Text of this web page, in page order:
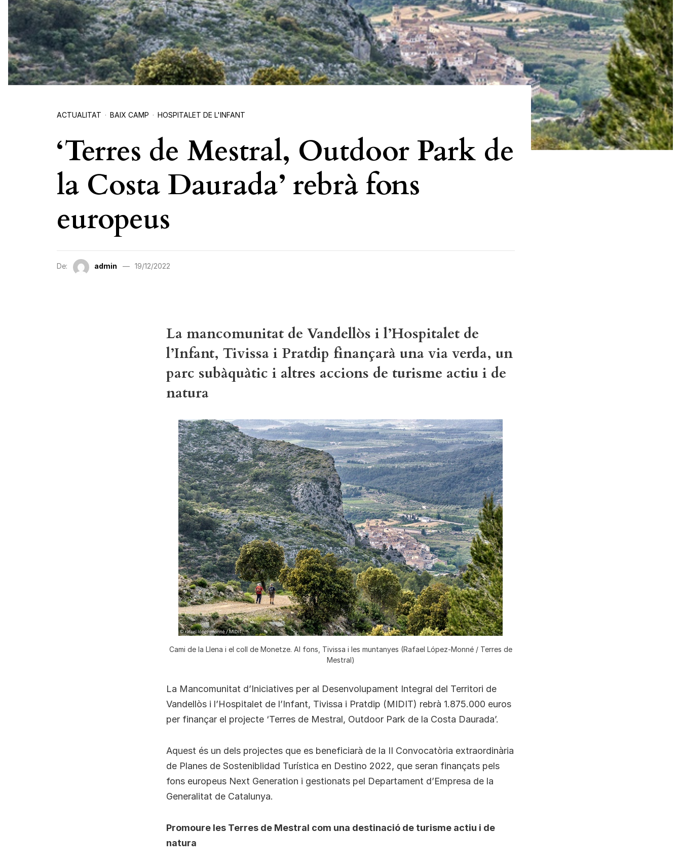
ACTUALITAT BAIX CAMP HOSPITALET DE L'INFANT
‘Terres de Mestral, Outdoor Park de
la Costa Daurada’ rebrà fons
europeus
De: admin 19/12/2022
La mancomunitat de Vandellòs i l’Hospitalet de
l’Infant, Tivissa i Pratdip finançarà una via verda, un
parc subàquàtic i altres accions de turisme actiu i de
natura
Cami de la Llena i el coll de Monetze. Al fons, Tivissa i les muntanyes (Rafael López-Monné / Terres de
Mestral)
La Mancomunitat d’Iniciatives per al Desenvolupament Integral del Territori de
Vandellòs i l’Hospitalet de l’Infant, Tivissa i Pratdip (MIDIT) rebrà 1.875.000 euros
per finançar el projecte ‘Terres de Mestral, Outdoor Park de la Costa Daurada’.
Aquest és un dels projectes que es beneficiarà de la II Convocatòria extraordinària
de Planes de Sosteniblidad Turística en Destino 2022, que seran finançats pels
fons europeus Next Generation i gestionats pel Departament d’Empresa de la
Generalitat de Catalunya.
Promoure les Terres de Mestral com una destinació de turisme actiu i de
natura